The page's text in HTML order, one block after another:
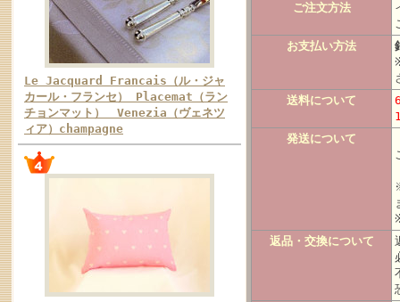
Le Jacquard Francais（ル・ジャ
カール・フランセ） Placemat（ラン
チョンマット） Venezia（ヴェネツ
ィア）champagne
ご注文方法
お支払い方法
送料について
発送について
返品・交換について